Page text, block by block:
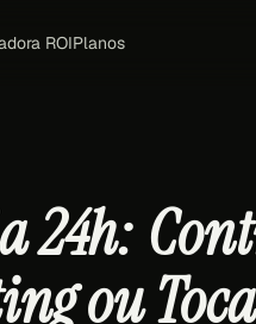
ROIPlanos
24h:
ou